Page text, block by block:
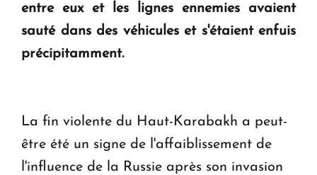
entre eux et les lignes ennemies avaient
sauté dans des véhicules et s'étaient enfuis
précipitamment.
La fin violente du Haut-Karabakh a peut-
être été un signe de l'affaiblissement de
l'influence de la Russie après son invasion